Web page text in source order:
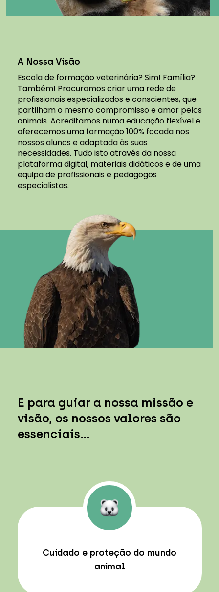
A Nossa Visão
Escola de formação veterinária? Sim! Família?
Também! Procuramos criar uma rede de
profissionais especializados e conscientes, que
partilham o mesmo compromisso e amor pelos
animais. Acreditamos numa educação flexível e
oferecemos uma formação 100% focada nos
nossos alunos e adaptada às suas
necessidades. Tudo isto através da nossa
plataforma digital, materiais didáticos e de uma
equipa de profissionais e pedagogos
especialistas.
E para guiar a nossa missão e
visão, os nossos valores são
essenciais…
Cuidado e proteção do mundo
animal